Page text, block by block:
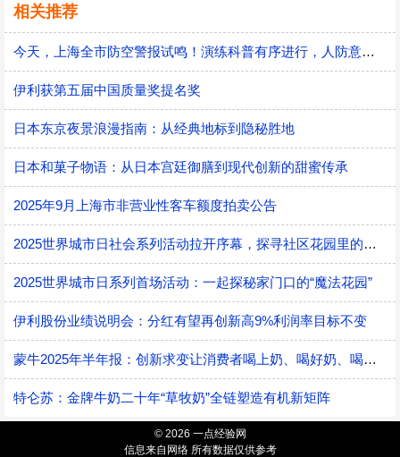
相关推荐
今天，上海全市防空警报试鸣！演练科普有序进行，人防意识“声入人心”
伊利获第五届中国质量奖提名奖
日本东京夜景浪漫指南：从经典地标到隐秘胜地
日本和菓子物语：从日本宫廷御膳到现代创新的甜蜜传承
2025年9月上海市非营业性客车额度拍卖公告
2025世界城市日社会系列活动拉开序幕，探寻社区花园里的智慧应用
2025世界城市日系列首场活动：一起探秘家门口的“魔法花园”
伊利股份业绩说明会：分红有望再创新高9%利润率目标不变
蒙牛2025年半年报：创新求变让消费者喝上奶、喝好奶、喝对奶
特仑苏：金牌牛奶二十年“草牧奶”全链塑造有机新矩阵
© 2026 一点经验网
信息来自网络 所有数据仅供参考